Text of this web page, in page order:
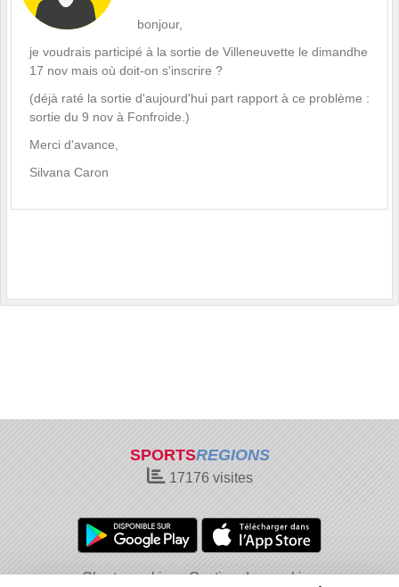
bonjour,
je voudrais participé à la sortie de Villeneuvette le dimandhe
17 nov mais où doit-on s'inscrire ?
(déjà raté la sortie d'aujourd'hui part rapport à ce problème :
sortie du 9 nov à Fonfroide.)
Merci d'avance,
Silvana Caron
SPORTSREGIONS
17176visites
Charte cookies Gestion des cookies